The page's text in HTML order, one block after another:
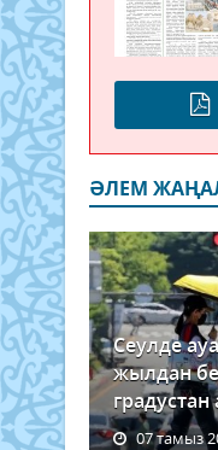
ӘЛЕМ
Сеулде
жылдан
градустан
07 тамыз